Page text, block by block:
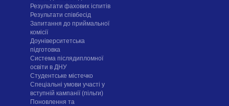
Результати фахових іспитів
Результати співбесід
Запитання до приймальної
комісії
Доуніверситетська
підготовка
Система післядипломної
освіти в ДНУ
Cтудентське містечко
Спеціальні умови участі у
вступній кампанії (пільги)
Поновлення та